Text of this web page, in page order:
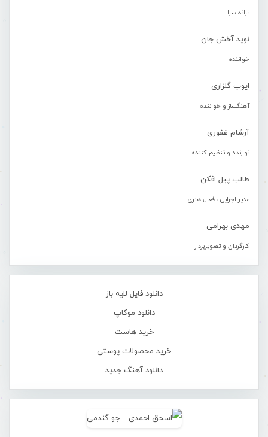
ترانه سرا
نوید آخش جان
خواننده
ایوب گلزاری
آهنگساز و خواننده
آرشام غفوری
نوازنده و تنظیم کننده
طالب پیل افکن
مدیر اجرایی ، فعال هنری
مهدی بهرامی
کارگردان و تصویربردار
دانلود فایل لایه باز
دانلود موکاپ
خرید هاست
خرید محصولات پوستی
دانلود آهنگ جدید